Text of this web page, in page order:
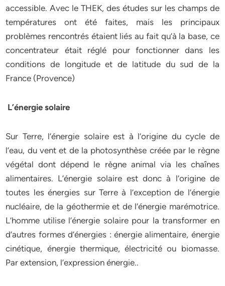
accessible. Avec le THEK, des études sur les champs de
températures ont été faites, mais les principaux
problèmes rencontrés étaient liés au fait qu’à la base, ce
concentrateur était réglé pour fonctionner dans les
conditions de longitude et de latitude du sud de la
France (Provence)
L’énergie solaire
Sur Terre, l’énergie solaire est à l’origine du cycle de
l’eau, du vent et de la photosynthèse créée par le règne
végétal dont dépend le règne animal via les chaînes
alimentaires. L’énergie solaire est donc à l’origine de
toutes les énergies sur Terre à l’exception de l’énergie
nucléaire, de la géothermie et de l’énergie marémotrice.
L’homme utilise l’énergie solaire pour la transformer en
d’autres formes d’énergies : énergie alimentaire, énergie
cinétique, énergie thermique, électricité ou biomasse.
Par extension, l’expression énergie..